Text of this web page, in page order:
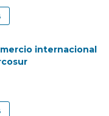
internacional